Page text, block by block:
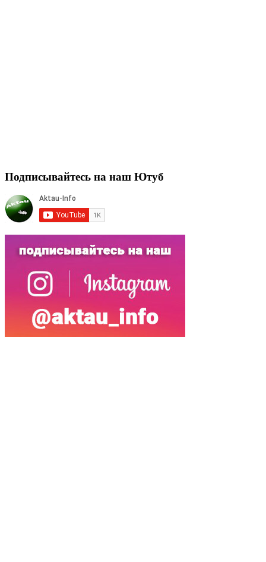
Подписывайтесь на наш Ютуб